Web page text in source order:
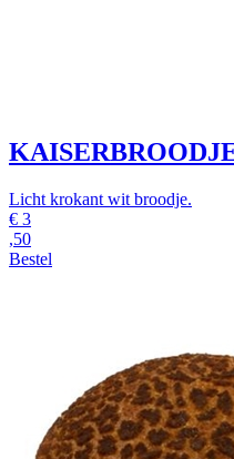
Licht krokant wit broodje.
€ 3
,50
Bestel